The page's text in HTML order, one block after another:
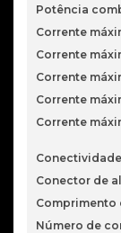
Potência
Corrente
Corrente
Corrente
Corrente
Corrente
Conectividade
Conector de
Comprimento
Número de